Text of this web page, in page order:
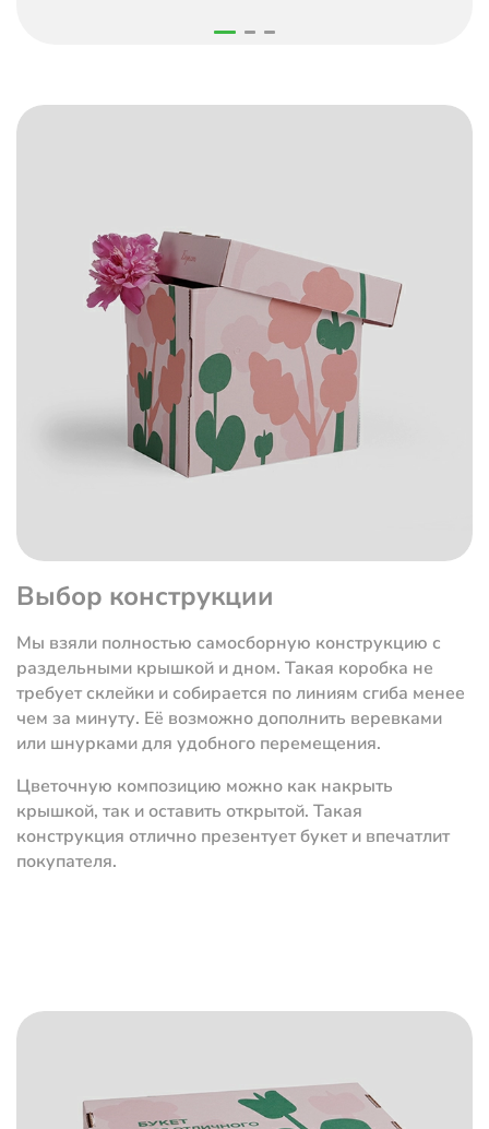
Выбор конструкции
Мы взяли полностью самосборную конструкцию с
раздельными крышкой и дном. Такая коробка не
требует склейки и собирается по линиям сгиба менее
чем за минуту. Её возможно дополнить веревками
или шнурками для удобного перемещения.
Цветочную композицию можно как накрыть
крышкой, так и оставить открытой. Такая
конструкция отлично презентует букет и впечатлит
покупателя.